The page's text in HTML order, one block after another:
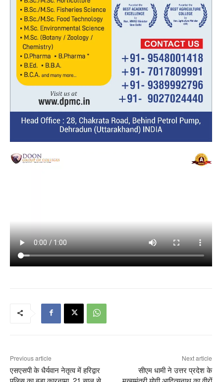
Previous article
एसएसपी के धैर्यवान नेतृत्व में हरिद्वार
Next article
सीएम धामी ने उत्तर प्रदेश के